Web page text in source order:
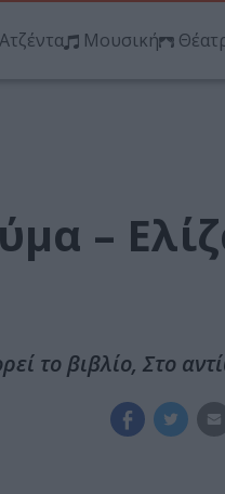
Ατζέντα Μουσική
–
το βιβλίο, Στο